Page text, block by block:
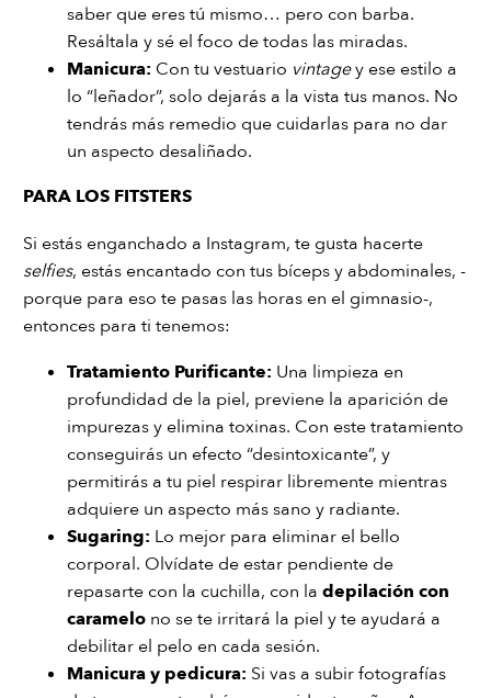
saber que eres tú mismo… pero con barba.
Resáltala y sé el foco de todas las miradas.
Manicura: Con tu vestuario vintagey ese estilo a
lo “leñador”, solo dejarás a la vista tus manos. No
tendrás más remedio que cuidarlas para no dar
un aspecto desaliñado.
PARA LOS FITSTERS
Si estás enganchado a Instagram, te gusta hacerte
selfies, estás encantado con tus bíceps y abdominales, -
porque para eso te pasas las horas en el gimnasio-,
entonces para ti tenemos:
Tratamiento Purificante: Una limpieza en
profundidad de la piel, previene la aparición de
impurezas y elimina toxinas. Con este tratamiento
conseguirás un efecto “desintoxicante”, y
permitirás a tu piel respirar libremente mientras
adquiere un aspecto más sano y radiante.
Sugaring: Lo mejor para eliminar el bello
corporal. Olvídate de estar pendiente de
repasarte con la cuchilla, con la depilación con
caramelo no se te irritará la piel y te ayudará a
debilitar el pelo en cada sesión.
Manicura y pedicura: Si vas a subir fotografías